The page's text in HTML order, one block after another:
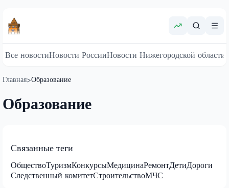
Все новостиНовости РоссииНовости Нижегородской области
Главная>Образование
Образование
Связанные теги
ОбществоТуризмКонкурсыМедицинаРемонтДетиДороги
Следственный комитетСтроительствоМЧС